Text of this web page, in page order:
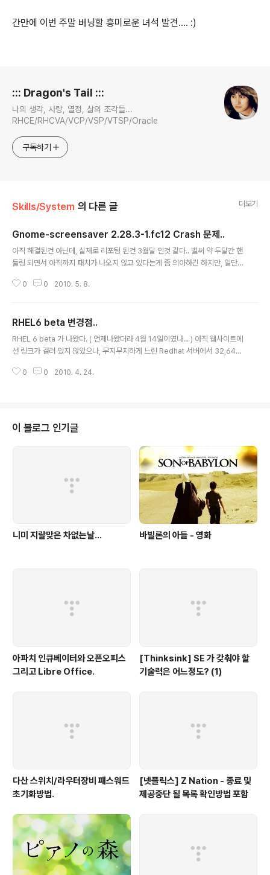
간만에 이번 주말 버닝할 흥미로운 녀석 발견.... :)
::: Dragon's Tail :::
나의 생각, 사랑, 열정, 삶의 조각들...
RHCE/RHCVA/VCP/VSP/VTSP/Oracle
구독하기
Skills/System 의 다른 글 더보기
Gnome-screensaver 2.28.3-1.fc12 Crash 문제..
아직 해결된건 아닌데, 실재로 리포팅 된건 3월달 인것 같다.. 벌써 약 두달간 핸
들링 되면서 아직까지 패치가 나오지 않고 있다는게 좀 의아하긴 하지만, 일단
다. ( 내 노트북을 켜놓고 몇시간 지나면 Crash 가 되버린다... 커널 크래쉬는 아
아주 유용한 리포팅 툴인 ABRT ( Automatic bug detection and reporti
ng tool )라는 녀석이 포함되었는데, 자동으로 어플리케이션 및 커널에 대한
(주로 커널) 크래쉬를 감지하여 리포팅을 해주거..
0 0 2010. 5. 8.
RHEL6 beta 변경점..
RHEL 6 beta 가 나왔다. ( 언제나왔더라 4월 14일이였나... ) 아직 웹사이트에
선 링크가 걸려 있지 않았으나, 무지무지하게 느린 Redhat 서버에서 32,64비
보도록 하겠다. - 커널 - 커널 버젼 : 2.6.32-19 매우 놀랍게도 커널 버젼이 무
매우 큰 향상이라고나 할까... - 주요 패키징 - GCC : 4.4.3 GNOME : 2.28.
0 0 2010. 4. 24.
이 블로그 인기글
니미 지랄맞은 차없는날... 바빌론의 아들 - 영화
아파치 인큐베이터와 오픈오피스
그리고 Libre Office.
[Thinksink] SE 가 갖춰야 할
기술력은 어느정도? (1)
다산 스위치/라우터장비 패스워드
초기화방법.
[넷플릭스] Z Nation - 종료 및
제공중단 될 목록 확인방법 포함